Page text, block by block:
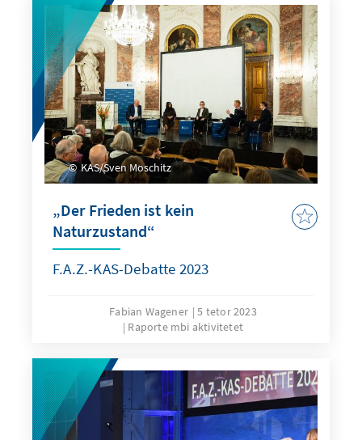
KAS/Sven Moschitz
„Der Frieden ist kein
Naturzustand“
F.A.Z.-KAS-Debatte 2023
Fabian Wagener
5 tetor 2023
Raporte mbi aktivitetet